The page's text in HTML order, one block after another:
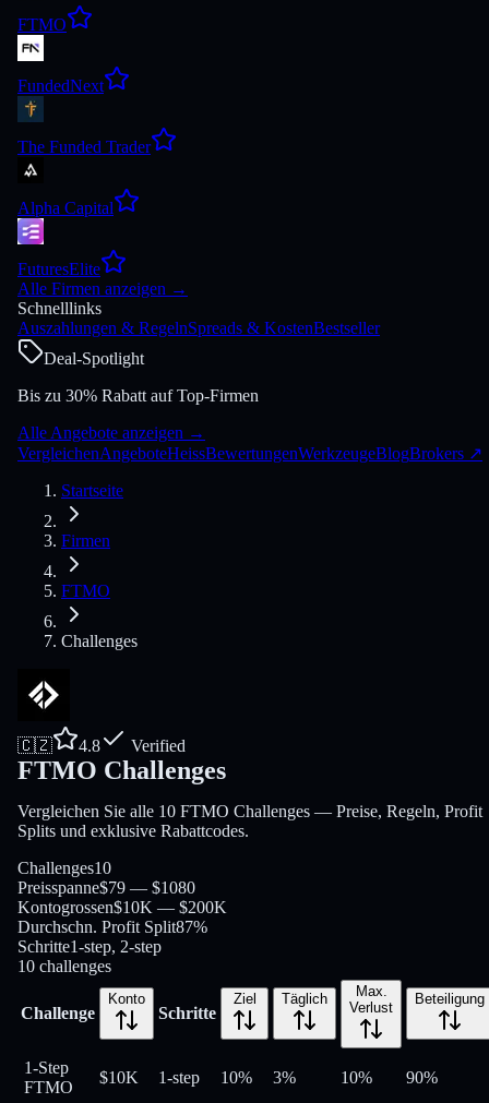
FTMO
FundedNext
The Funded Trader
Alpha Capital
FuturesElite
Alle Firmen anzeigen →
Schnelllinks
Auszahlungen & RegelnSpreads & KostenBestseller
Deal-Spotlight
Bis zu 30% Rabatt auf Top-Firmen
Alle Angebote anzeigen →
VergleichenAngeboteHeissBewertungenWerkzeugeBlogBrokers ↗
Startseite
Firmen
FTMO
Challenges
🇨🇿 4.8 Verified
FTMO Challenges
Vergleichen Sie alle 10 FTMO Challenges — Preise, Regeln, Profit
Splits und exklusive Rabattcodes.
Challenges10
Preisspanne$79 — $1080
Kontogrossen$10K — $200K
Durchschn. Profit Split87%
Schritte1-step, 2-step
10 challenges
Challenge
Konto
Schritte
Ziel Täglich
Max.
Verlust
Beteiligung
1-Step
FTMO
$10K 1-step 10% 3% 10% 90%